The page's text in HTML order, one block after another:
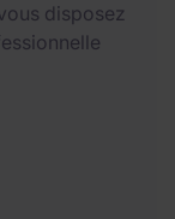
disposez